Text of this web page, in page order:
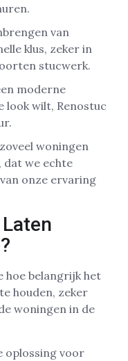
van
klus, zeker in
stucwerk.
moderne
look wilt, Renostuc
woningen
dat we echte
onze ervaring
hoe belangrijk het
houden, zeker
woningen in de
oplossing voor